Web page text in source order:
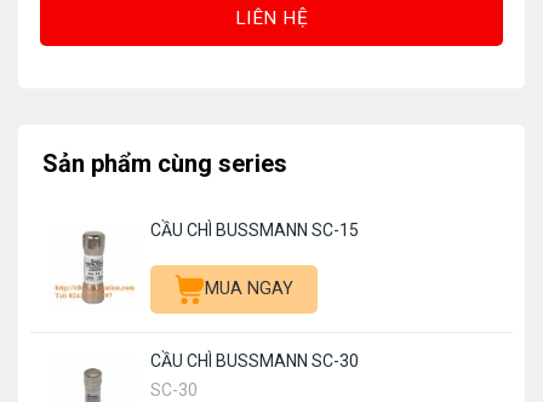
LIÊN HỆ
Sản phẩm cùng series
CẦU CHÌ BUSSMANN SC-15
MUA NGAY
CẦU CHÌ BUSSMANN SC-30
SC-30